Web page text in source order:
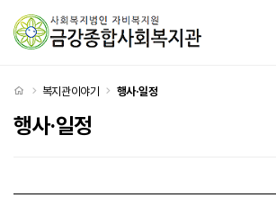
처음으로
복지관이야기 행사·일정
행사·일정